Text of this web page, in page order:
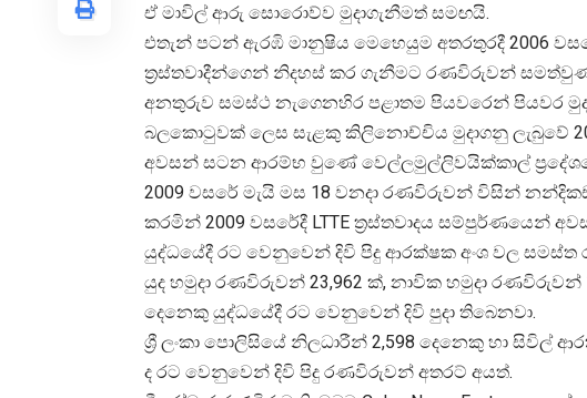
ඒ මාවිල් ආරු සොරොව්ව මුදාගැනීමත් සමඟයි.
එතැන් පටන් ඇරඹි මානුෂිය මෙහෙයුම අතරතුරදී 2006
ත්‍රස්තවාදීන්ගෙන් නිදහස් කර ගැනීමට රණවිරුවන්
අනතුරුව සමස්ථ නැගෙනහිර පළාතම පියවරෙන් පියවර
බලකොටුවක් ලෙස සැළකු කිලිනොච්චිය මුදාගනු ලැබුවේ
අවසන් සටන ආරම්භ වුණේ වෙල්ලමුල්ලිවයික්කාල්
2009 වසරේ මැයි මස 18 වනදා රණවිරුවන් විසින්
කරමින් 2009 වසරේදී LTTE ත්‍රස්තවාදය සම්පුර්ණයෙන්
යුද්ධයේදී රට වෙනුවෙන් දිවි පිදු ආරක්ෂක අංශ වල සමස්ත
යුද හමුදා රණවිරුවන් 23,962 ක්, නාවික හමුදා
දෙනෙකු යුද්ධයේදී රට වෙනුවෙන් දිවි පුදා තිබෙනවා.
ශ්‍රී ලංකා පොලිසියේ නිලධාරීන් 2,598 දෙනෙකු හා සිවිල්
ද රට වෙනුවෙන් දිවි පිදු රණවිරුවන් අතරට් අයත්.